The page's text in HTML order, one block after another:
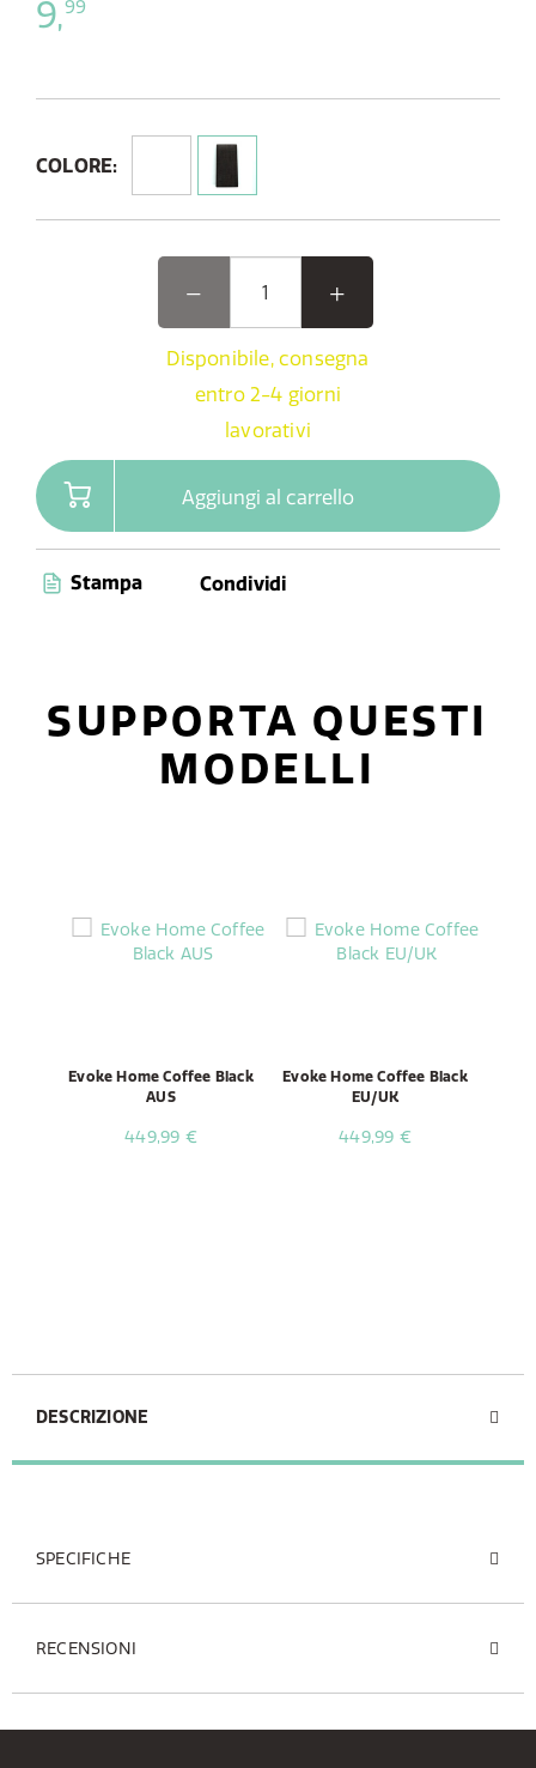
9,99
COLORE:
Disponibile, consegna
entro 2-4 giorni
lavorativi
Aggiungi al carrello
Stampa Condividi
SUPPORTA QUESTI
MODELLI
Evoke Home Coffee Black
AUS
449,99 €
Evoke Home Coffee Black
EU/UK
449,99 €
DESCRIZIONE
SPECIFICHE
RECENSIONI